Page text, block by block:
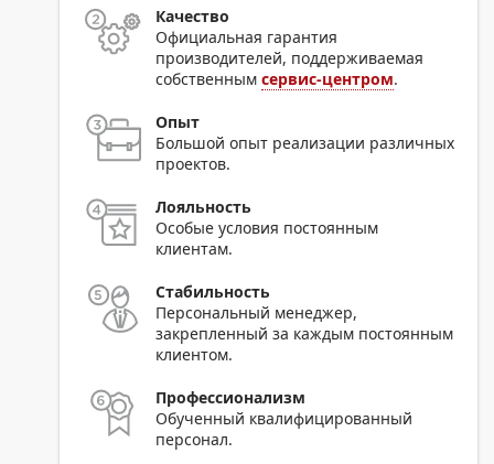
Качество
Официальная гарантия
производителей, поддерживаемая
собственнымсервис-центром.
Опыт
Большой опыт реализации различных
проектов.
Лояльность
Особые условия постоянным
клиентам.
Стабильность
Персональный менеджер,
закрепленный за каждым постоянным
клиентом.
Профессионализм
Обученный квалифицированный
персонал.